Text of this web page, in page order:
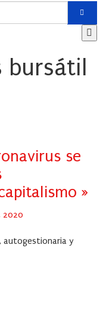
bursátil
se
»
2020
autogestionaria y